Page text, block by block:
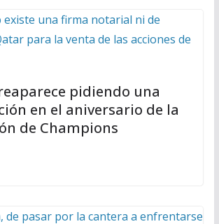
pidiendo una
en el aniversario de la
de Champions